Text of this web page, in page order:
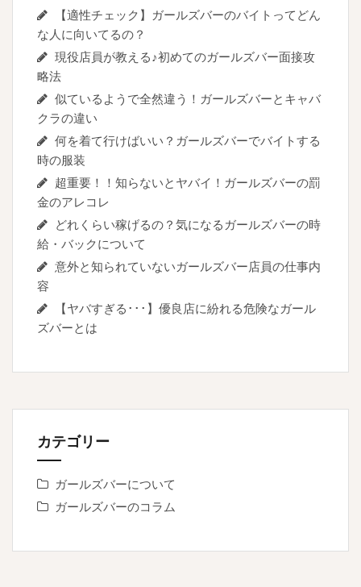
【適性チェック】ガールズバーのバイトってどん
な人に向いてるの？
現役店員が教える♪初めてのガールズバー面接攻
略法
似ているようで全然違う！ガールズバーとキャバ
クラの違い
何を着て行けばいい？ガールズバーでバイトする
時の服装
超重要！！知らないとヤバイ！ガールズバーの罰
金のアレコレ
どれくらい稼げるの？気になるガールズバーの時
給・バックについて
意外と知られていないガールズバー店員の仕事内
容
【ヤバすぎる･･･】優良店に紛れる危険なガール
ズバーとは
カテゴリー
ガールズバーについて
ガールズバーのコラム